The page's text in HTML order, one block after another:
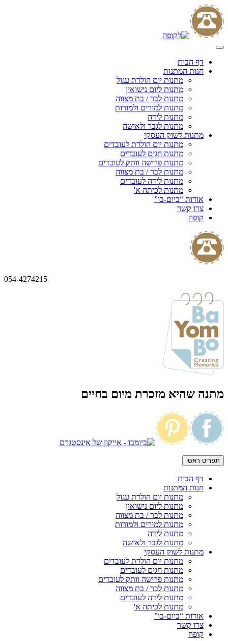
Skip
to
content
דף הבית
חנות המתנות
מתנות יום הולדת עגול
מתנות ליום נישואין
מתנות לבר / בת מצווה
מתנות למורים ולמורות
מתנות לידה
מתנות לגבר ולאישה
מתנות לשוק העסקי
מתנות יום הולדת לעובדים
מתנות חגים לעובדים
מתנות פרישה וותק לעובדים
מתנות לבר / בת מצווה
מתנות לידה לעובדים
מתנות לכיתה א'
אודות “ביום-בו”
צרו קשר
קופה
054-4274215
מתנה שהיא מזכרת מיום בחיים
תפריט ראשי
דף הבית
חנות המתנות
מתנות יום הולדת עגול
מתנות ליום נישואין
מתנות לבר / בת מצווה
מתנות למורים ולמורות
מתנות לידה
מתנות לגבר ולאישה
מתנות לשוק העסקי
מתנות יום הולדת לעובדים
מתנות חגים לעובדים
מתנות פרישה וותק לעובדים
מתנות לבר / בת מצווה
מתנות לידה לעובדים
מתנות לכיתה א'
אודות “ביום-בו”
צרו קשר
קופה